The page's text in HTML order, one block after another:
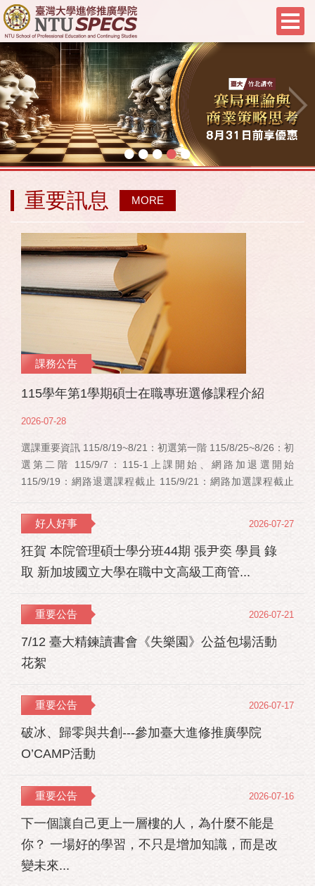
•••••
重要訊息 MORE
課務公告
115學年第1學期碩士在職專班選修課程介紹
2026-07-28
選課重要資訊 115/8/19~8/21：初選第一階 115/8/25~8/26：初
選第二階 115/9/7：115-1上課開始、網路加退選開始
115/9/19：網路退選課程截止 115/9/21：網路加選課程截止
【賽明成老師】 相關連結：週一：大局勢：美...
好人好事
狂賀 本院管理碩士學分班44期 張尹奕 學員 錄
取 新加坡國立大學在職中文高級工商管...
2026-07-27
重要公告
7/12 臺大精鍊讀書會《失樂園》公益包場活動
花絮
2026-07-21
重要公告
破冰、歸零與共創---參加臺大進修推廣學院
O’CAMP活動
2026-07-17
重要公告
下一個讓自己更上一層樓的人，為什麼不能是
你？ 一場好的學習，不只是增加知識，而是改
變未來...
2026-07-16